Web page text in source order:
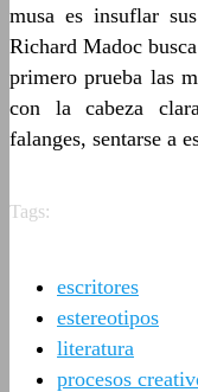
musa es insuflar
Richard Madoc
primero prueba las
con la cabeza
falanges, sentarse a
Tags:
escritores
estereotipos
literatura
procesos